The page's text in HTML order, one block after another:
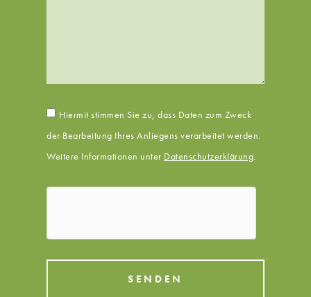
Hiermit stimmen Sie zu, dass Daten zum Zweck
der Bearbeitung Ihres Anliegens verarbeitet werden.
Weitere Informationen unter Datenschutzerklärung.
SENDEN